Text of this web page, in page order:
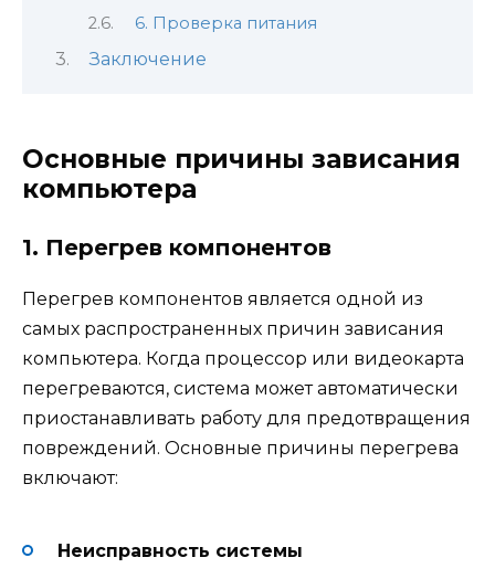
6. Проверка питания
Заключение
Основные причины зависания
компьютера
1. Перегрев компонентов
Перегрев компонентов является одной из
самых распространенных причин зависания
компьютера. Когда процессор или видеокарта
перегреваются, система может автоматически
приостанавливать работу для предотвращения
повреждений. Основные причины перегрева
включают:
Неисправность системы